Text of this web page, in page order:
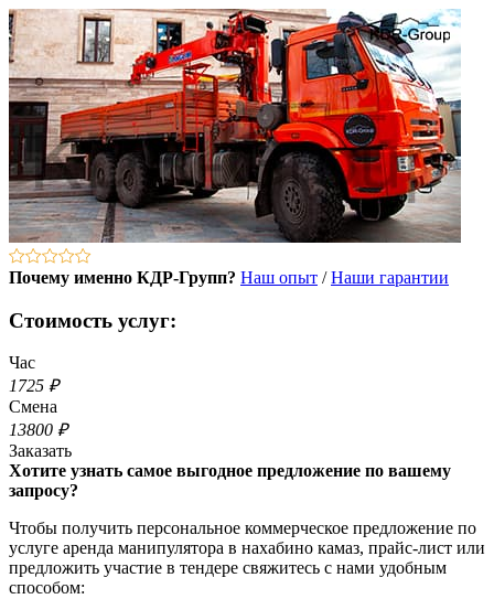
Почему именно КДР-Групп? Наш опыт /Наши гарантии
Стоимость услуг:
Час
1725 ₽
Смена
13800 ₽
Заказать
Хотите узнать самое выгодное предложение по вашему
запросу?
Чтобы получить персональное коммерческое предложение по
услуге аренда манипулятора в нахабино камаз, прайс-лист или
предложить участие в тендере свяжитесь с нами удобным
способом: